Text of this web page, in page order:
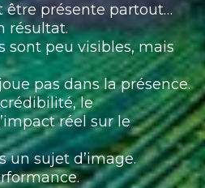
être présente partout…
résultat.
sont peu visibles, mais
pas dans la présence.
le
réel sur le
un sujet d’image.